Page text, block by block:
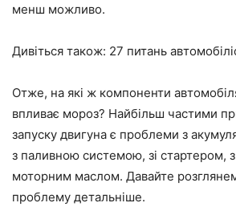
менш можливо.
Дивіться також: 27 питань
Отже, на які ж компоненти
впливає мороз? Найбільш частими
запуску двигуна є проблеми з
з паливною системою, зі стартером,
моторним маслом. Давайте
проблему детальніше.